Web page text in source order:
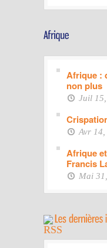
Afrique :
non plus
Juil
Avr 14,
Afrique
Francis
Mai